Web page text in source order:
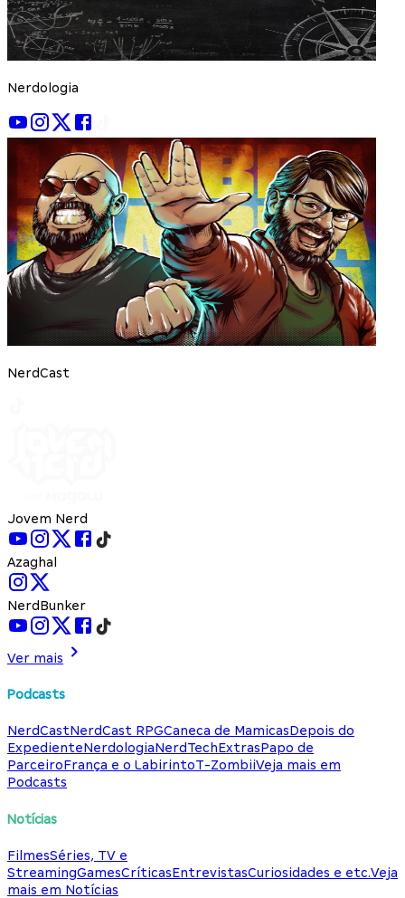
Nerdologia
NerdCast
Jovem Nerd
Azaghal
NerdBunker
Ver mais
Podcasts
NerdCastNerdCast RPGCaneca de MamicasDepois do
ExpedienteNerdologiaNerdTechExtrasPapo de
ParceiroFrança e o LabirintoT-ZombiiVeja mais em
Podcasts
Notícias
FilmesSéries, TV e
StreamingGamesCríticasEntrevistasCuriosidades e etc.Veja
mais em Notícias